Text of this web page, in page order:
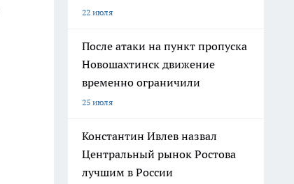
22 июля
После атаки на пункт пропуска
Новошахтинск движение
временно ограничили
25 июля
Константин Ивлев назвал
Центральный рынок Ростова
лучшим в России